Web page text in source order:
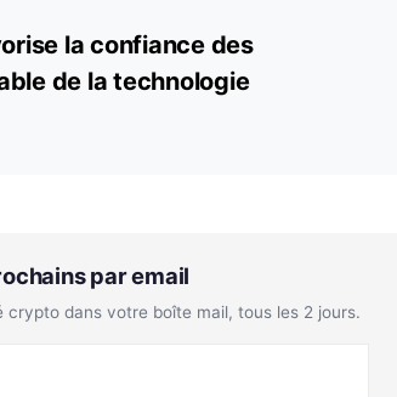
la confiance des
de la technologie
par email
dans votre boîte mail, tous les 2 jours.